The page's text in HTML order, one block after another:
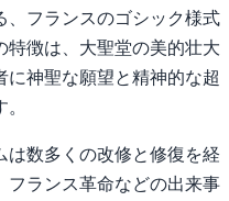
、フランスのゴシック様式
徴は、大聖堂の美的壮大
に神聖な願望と精神的な超
は数多くの改修と修復を経
フランス革命などの出来事